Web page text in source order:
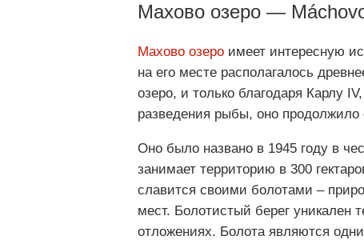
Махово озеро —
Махово озеро имеет интересную
на его месте располагалось
озеро, и только благодаря Карлу
разведения рыбы, оно продолжило
Оно было названо в 1945 году в
занимает территорию в 300
славится своими болотами –
мест. Болотистый берег
отложениях. Болота являются